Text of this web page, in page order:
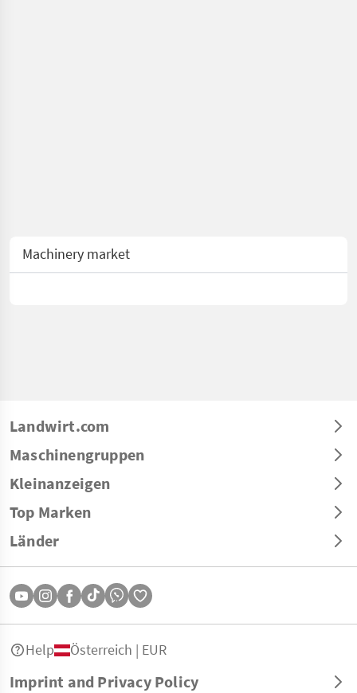
Machinery market
Landwirt.com
Maschinengruppen
Kleinanzeigen
Top Marken
Länder
Imprint and Privacy Policy
Help Österreich | EUR